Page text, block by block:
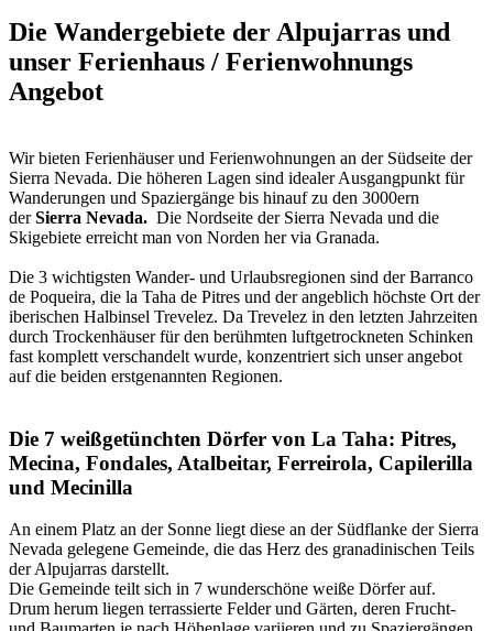
Die Wandergebiete der Alpujarras und
unser Ferienhaus / Ferienwohnungs
Angebot
Wir bieten Ferienhäuser und Ferienwohnungen an der Südseite der
Sierra Nevada. Die höheren Lagen sind idealer Ausgangpunkt für
Wanderungen und Spaziergänge bis hinauf zu den 3000ern
derSierra Nevada. Die Nordseite der Sierra Nevada und die
Skigebiete erreicht man von Norden her via Granada.
Die 3 wichtigsten Wander- und Urlaubsregionen sind der Barranco
de Poqueira, die la Taha de Pitres und der angeblich höchste Ort der
iberischen Halbinsel Trevelez. Da Trevelez in den letzten Jahrzeiten
durch Trockenhäuser für den berühmten luftgetrockneten Schinken
fast komplett verschandelt wurde, konzentriert sich unser angebot
auf die beiden erstgenannten Regionen.
Die 7 weißgetünchten Dörfer von La Taha: Pitres,
Mecina, Fondales, Atalbeitar, Ferreirola, Capilerilla
und Mecinilla
An einem Platz an der Sonne liegt diese an der Südflanke der Sierra
Nevada gelegene Gemeinde, die das Herz des granadinischen Teils
der Alpujarras darstellt.
Die Gemeinde teilt sich in 7 wunderschöne weiße Dörfer auf.
Drum herum liegen terrassierte Felder und Gärten, deren Frucht-